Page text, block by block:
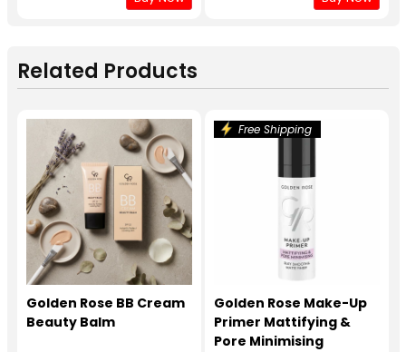
Related Products
Golden Rose BB Cream
Beauty Balm
Free Shipping
Golden Rose Make-Up
Primer Mattifying &
Pore Minimising